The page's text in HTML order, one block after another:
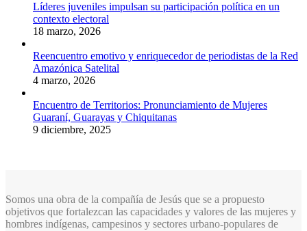
Líderes juveniles impulsan su participación política en un
contexto electoral
18 marzo, 2026
Reencuentro emotivo y enriquecedor de periodistas de la Red
Amazónica Satelital
4 marzo, 2026
Encuentro de Territorios: Pronunciamiento de Mujeres
Guaraní, Guarayas y Chiquitanas
9 diciembre, 2025
Somos una obra de la compañía de Jesús que se a propuesto
objetivos que fortalezcan las capacidades y valores de las mujeres y
hombres indígenas, campesinos y sectores urbano-populares de